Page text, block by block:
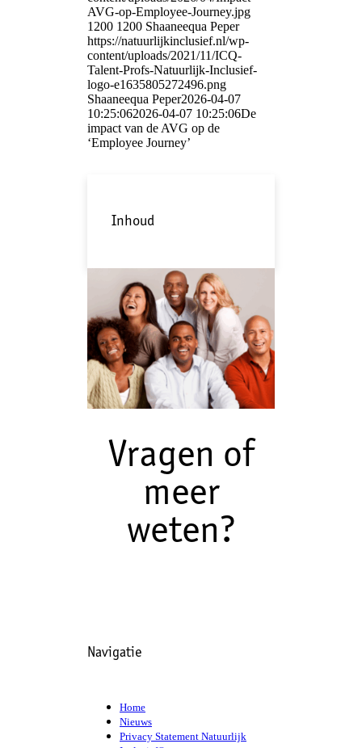
AVG-op-Employee-Journey.jpg
1200 1200 Shaaneequa Peper
https://natuurlijkinclusief.nl/wp-
content/uploads/2021/11/ICQ-
Talent-Profs-Natuurlijk-Inclusief-
logo-e1635805272496.png
Shaaneequa Peper2026-04-07
10:25:062026-04-07 10:25:06De
impact van de AVG op de
‘Employee Journey’
Inhoud
Vragen of
meer
weten?
Navigatie
Home
Nieuws
Privacy Statement Natuurlijk